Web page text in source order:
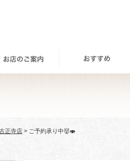
正寺店 > ご予約承り中👹🍣